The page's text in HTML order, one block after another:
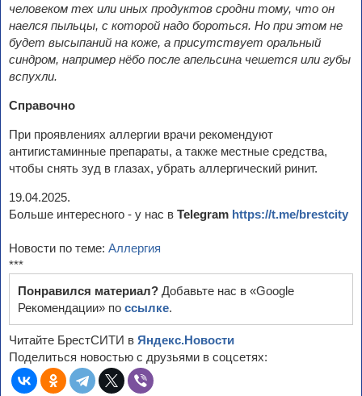
человеком тех или иных продуктов сродни тому, что он
наелся пыльцы, с которой надо бороться. Но при этом не
будет высыпаний на коже, а присутствует оральный
синдром, например нёбо после апельсина чешется или губы
вспухли.
Справочно
При проявлениях аллергии врачи рекомендуют
антигистаминные препараты, а также местные средства,
чтобы снять зуд в глазах, убрать аллергический ринит.
19.04.2025.
Больше интересного - у нас в Telegram https://t.me/brestcity
Новости по теме: Аллергия
***
Понравился материал? Добавьте нас в «Google
Рекомендации» по ссылке.
Читайте БрестСИТИ в Яндекс.Новости
Поделиться новостью с друзьями в соцсетях: